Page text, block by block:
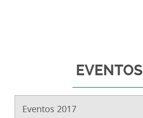
EVENTOS
Eventos 2017